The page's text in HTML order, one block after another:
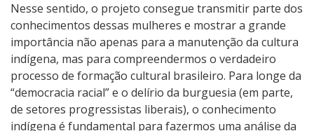
Nesse sentido, o projeto consegue transmitir parte dos
conhecimentos dessas mulheres e mostrar a grande
importância não apenas para a manutenção da cultura
indígena, mas para compreendermos o verdadeiro
processo de formação cultural brasileiro. Para longe da
“democracia racial” e o delírio da burguesia (em parte,
de setores progressistas liberais), o conhecimento
indígena é fundamental para fazermos uma análise da